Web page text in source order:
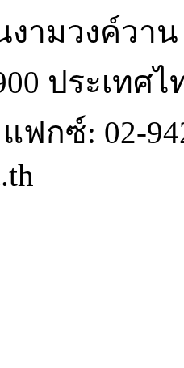
งามวงค์วา
ประเทศไ
ฟกซ์: 02-